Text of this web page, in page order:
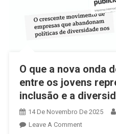
O que a nova onda
entre os jovens
inclusão e a
14 De Novembro De 2025
Leave A CommentOn